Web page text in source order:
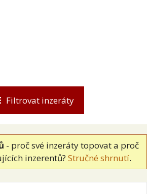
- proč své inzeráty topovat a proč
inzerentů? Stručné shrnutí.
Filtrovat inzeráty